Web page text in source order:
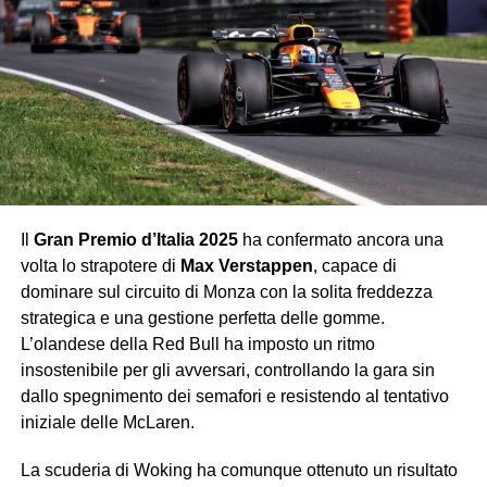
stagione. La sensazione è che il futuro della Formula 1
abbia già preso la residenza a Bologna.
Flop
Ferrari
Ogni anno Monza rappresenta il banco di prova più
atteso. Ogni anno la Ferrari arriva carica di sogni e
Leclerc ha chiuso quarto, vicino al podio ma lontano dalla
vittoria, mentre il weekend nel complesso ha confermato
che la Rossa, pur competitiva, fatica ancora a tenere il
passo di Red Bull e McLaren. I tifosi hanno applaudito,
ma lo hanno fatto più per amore che per reale
soddisfazione.
George Russell
Mercedes non vive un momento brillante, ma ci si
Gran Premio d’Italia 2025ha confermato ancora una
volta lo strapotere di Max Verstappen, capace di
dominare sul circuito di Monza con la solita freddezza
strategica e una gestione perfetta delle gomme.
L’olandese della Red Bull ha imposto un ritmo
insostenibile per gli avversari, controllando la gara sin
dallo spegnimento dei semafori e resistendo al tentativo
iniziale delle McLaren.
La scuderia di Woking ha comunque ottenuto un risultato